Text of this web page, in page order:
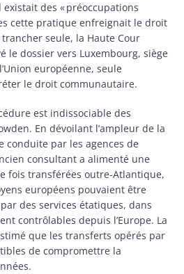
des « préoccupations
cette pratique enfreignait le droit
seule, la Haute Cour
le dossier vers Luxembourg, siège
européenne, seule
le droit communautaire.
est indissociable des
En dévoilant l’ampleur de la
conduite par les agences de
consultant a alimenté une
fois transférées outre-Atlantique,
européens pouvaient être
des services étatiques, dans
contrôlables depuis l’Europe. La
que les transferts opérés par
de compromettre la